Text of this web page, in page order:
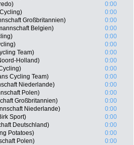
0:00
0:00
Großbritannien)
0:00
Belgien)
0:00
0:00
0:00
Team)
0:00
Holland)
0:00
0:00
Cycling Team)
0:00
Niederlande)
0:00
Polen)
0:00
Großbritannien)
0:00
Niederlande)
0:00
Sport)
0:00
Deutschland)
0:00
Potatoes)
0:00
Polen)
0:00